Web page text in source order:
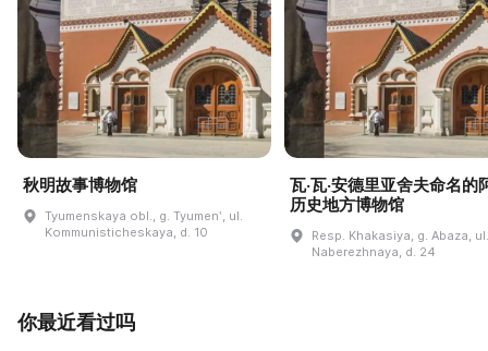
秋明故事博物馆
Tyumenskaya obl., g. Tyumenʹ, ul.
Kommunisticheskaya, d. 10
瓦·瓦·安德里亚舍夫命名的
历史地方博物馆
Resp. Khakasiya, g. Abaza, ul.
Naberezhnaya, d. 24
你最近看过吗